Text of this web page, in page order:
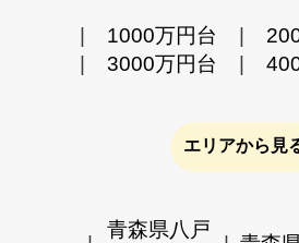
1000万円台
3000万円台
エリアから見
青森県八戸